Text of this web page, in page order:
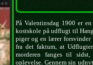
På Valentinsdag 1900 er
kostskole på udflugt til
piger og en lærer forsvinder
fra det faktum, at
morderen fanges til
oplevelse. Gennem sin